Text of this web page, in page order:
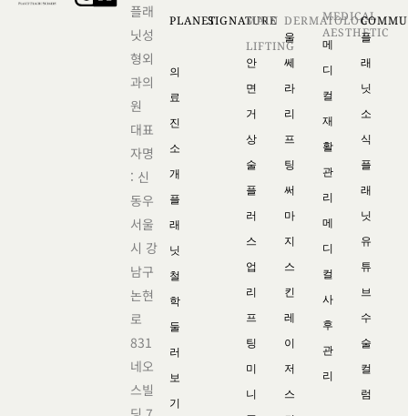
플래
닛성
형외
과의
원
대표
자명
: 신
동우
서울
시 강
남구
논현
로
831
네오
스빌
PLANET
의
료
진
소
개
플
래
닛
철
학
둘
러
보
기
SIGNATURE
MAIN
LIFTING
안
면
거
상
술
플
러
스
업
리
프
팅
미
니
DERMATOLOG
울
쎄
라
리
프
팅
써
마
지
스
킨
레
이
저
스
MEDICAL
AESTHETIC
메
디
컬
재
활
관
리
메
디
컬
사
후
관
리
플
래
닛
소
식
플
래
닛
유
튜
브
수
술
컬
럼